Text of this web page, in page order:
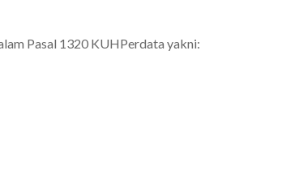
Pasal 1320 KUHPerdata yakni: